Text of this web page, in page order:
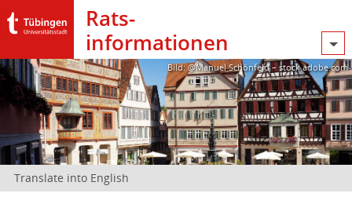
Rats­
informationen
Bild: @Manuel Schönfeld – stock.adobe.com
Translate into English